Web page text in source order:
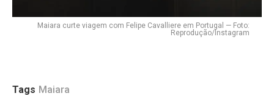
Maiara curte viagem com Felipe Cavalliere em Portugal — Foto:
Reprodução/Instagram
Tags Maiara